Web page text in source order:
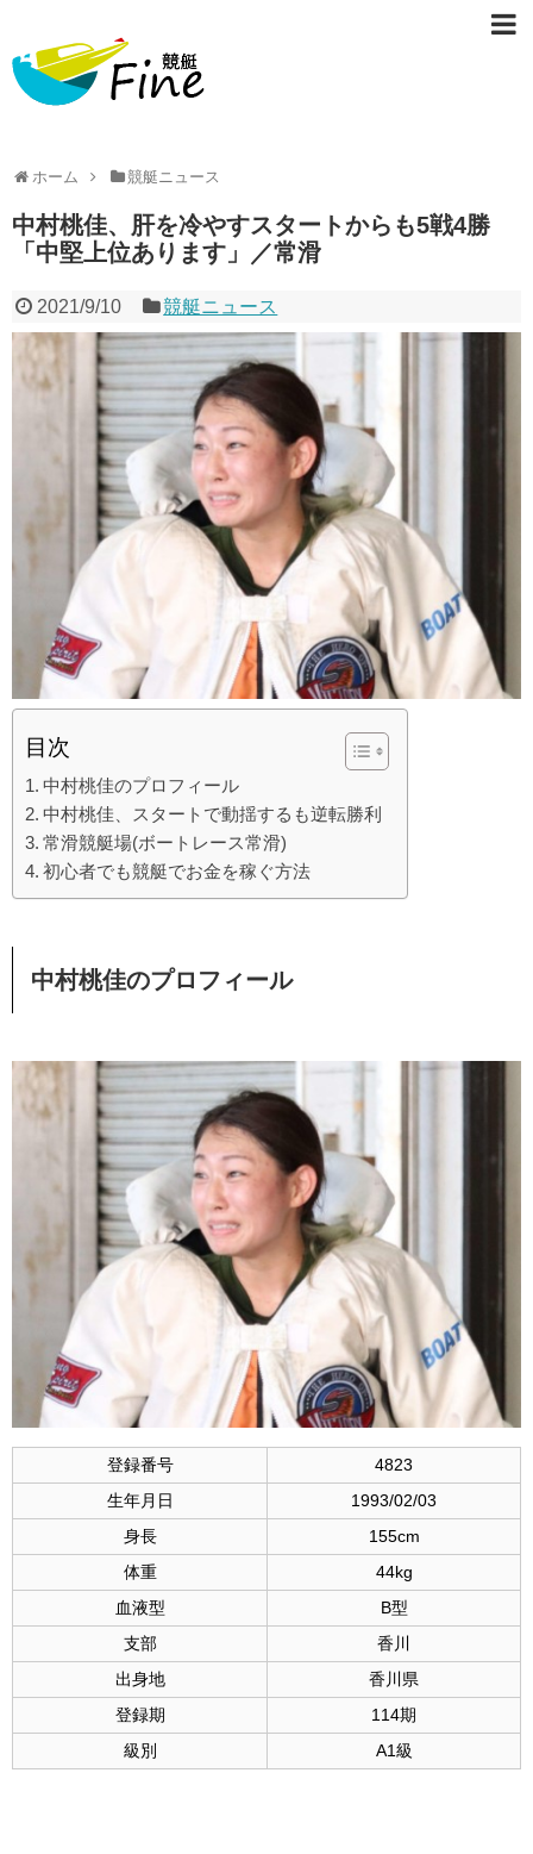
ホーム 競艇ニュース
中村桃佳、肝を冷やすスタートからも5戦4勝
「中堅上位あります」／常滑
2021/9/10 競艇ニュース
目次
中村桃佳のプロフィール
中村桃佳、スタートで動揺するも逆転勝利
常滑競艇場(ボートレース常滑)
初心者でも競艇でお金を稼ぐ方法
中村桃佳のプロフィール
登録番号
4823
生年月日
1993/02/03
身長
155cm
体重
44kg
血液型
B型
支部
香川
出身地
香川県
登録期
114期
級別
A1級